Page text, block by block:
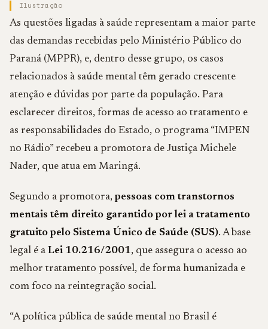
Ilustração
As questões ligadas à saúde representam a maior parte
das demandas recebidas pelo Ministério Público do
Paraná (MPPR), e, dentro desse grupo, os casos
relacionados à saúde mental têm gerado crescente
atenção e dúvidas por parte da população. Para
esclarecer direitos, formas de acesso ao tratamento e
as responsabilidades do Estado, o programa “IMPEN
no Rádio” recebeu a promotora de Justiça Michele
Nader, que atua em Maringá.
Segundo a promotora, pessoas com transtornos
mentais têm direito garantido por lei a tratamento
gratuito pelo Sistema Único de Saúde (SUS). A base
legal é a Lei 10.216/2001, que assegura o acesso ao
melhor tratamento possível, de forma humanizada e
com foco na reintegração social.
“A política pública de saúde mental no Brasil é